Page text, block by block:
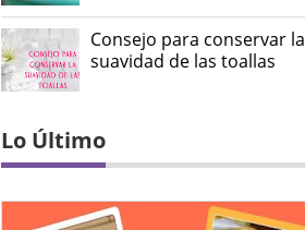
Consejo para conservar la
suavidad de las toallas
Lo Último